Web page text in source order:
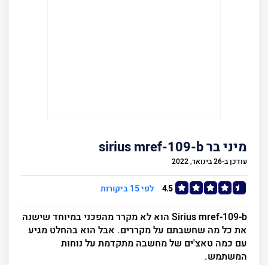
מיני בר sirius mref-109-b
עודכן ב-26 בינואר, 2022
4.5 לפי 15 ביקורות
Sirius mref-109-b הוא לא מקרר מהפכני במיוחד שישנה
את כל מה שחשבתם על מקררים. אבל הוא בהחלט מגיע
עם כמה טאצ'ים של מחשבה מתקדמת על נוחות
המשתמש.